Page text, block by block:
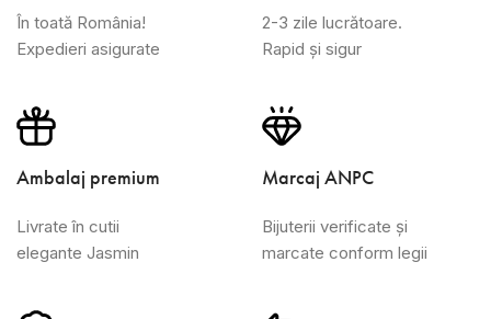
În toată România!
Expedieri asigurate
2-3 zile lucrătoare.
Rapid și sigur
Ambalaj premium
Livrate în cutii
elegante Jasmin
Marcaj ANPC
Bijuterii verificate și
marcate conform legii